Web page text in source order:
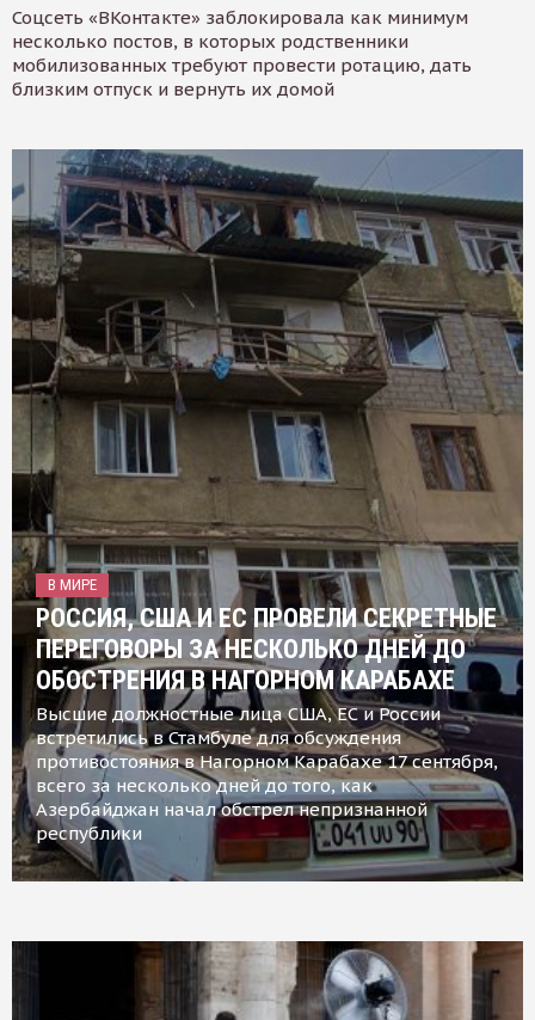
Соцсеть «ВКонтакте» заблокировала как минимум
несколько постов, в которых родственники
мобилизованных требуют провести ротацию, дать
близким отпуск и вернуть их домой
В МИРЕ
РОССИЯ, США И ЕС ПРОВЕЛИ СЕКРЕТНЫЕ
ПЕРЕГОВОРЫ ЗА НЕСКОЛЬКО ДНЕЙ ДО
ОБОСТРЕНИЯ В НАГОРНОМ КАРАБАХЕ
Высшие должностные лица США, ЕС и России
встретились в Стамбуле для обсуждения
противостояния в Нагорном Карабахе 17 сентября,
всего за несколько дней до того, как
Азербайджан начал обстрел непризнанной
республики